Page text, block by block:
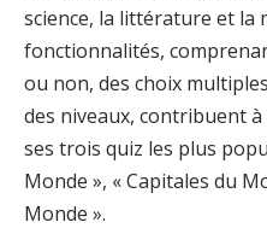
science, la littérature et la
fonctionnalités,
ou non, des choix
des niveaux, contribuent
ses trois quiz les plus
Monde », « Capitales du
Monde ».